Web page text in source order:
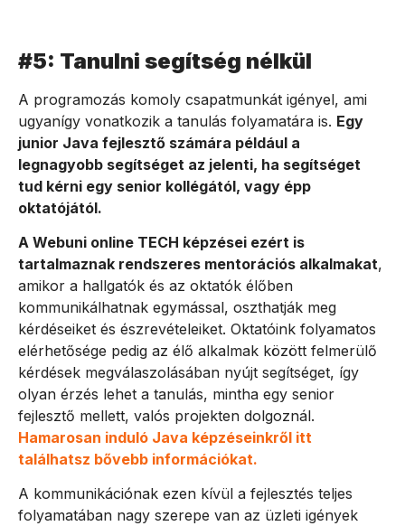
#5: Tanulni segítség nélkül
A programozás komoly csapatmunkát igényel, ami
ugyanígy vonatkozik a tanulás folyamatára is. Egy
junior Java fejlesztő számára például a
legnagyobb segítséget az jelenti, ha segítséget
tud kérni egy senior kollégától, vagy épp
oktatójától.
A Webuni online TECH képzései ezért is
tartalmaznak rendszeres mentorációs alkalmakat,
amikor a hallgatók és az oktatók élőben
kommunikálhatnak egymással, oszthatják meg
kérdéseiket és észrevételeiket. Oktatóink folyamatos
elérhetősége pedig az élő alkalmak között felmerülő
kérdések megválaszolásában nyújt segítséget, így
olyan érzés lehet a tanulás, mintha egy senior
fejlesztő mellett, valós projekten dolgoznál.
Hamarosan induló Java képzéseinkről itt
találhatsz bővebb információkat.
A kommunikációnak ezen kívül a fejlesztés teljes
folyamatában nagy szerepe van az üzleti igények